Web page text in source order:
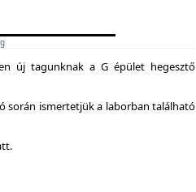
új tagunknak a G épület hegesztő
során ismertetjük a laborban található